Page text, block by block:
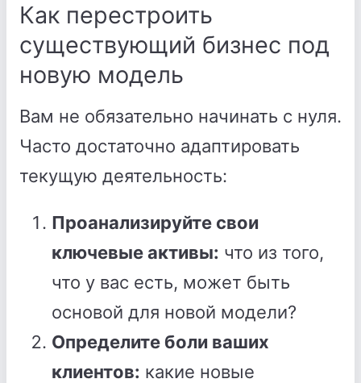
Как перестроить
существующий бизнес под
новую модель
Вам не обязательно начинать с нуля.
Часто достаточно адаптировать
текущую деятельность:
Проанализируйте свои
ключевые активы: что из того,
что у вас есть, может быть
основой для новой модели?
Определите боли ваших
клиентов: какие новые